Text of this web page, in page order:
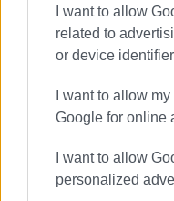
I want to allow
related to
or device
I want to allow
Google for online
I want to allow
personalized
ΣΧΕΤΙΚA AΡΘΡΑ